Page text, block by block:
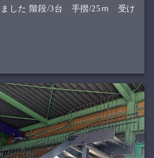
ました 階段/3台 手摺/25ｍ 受け